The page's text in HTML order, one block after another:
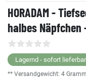
HORADAM -
halbes Näpfchen
Lagernd - sofort lieferbar
** Versandgewicht: 4